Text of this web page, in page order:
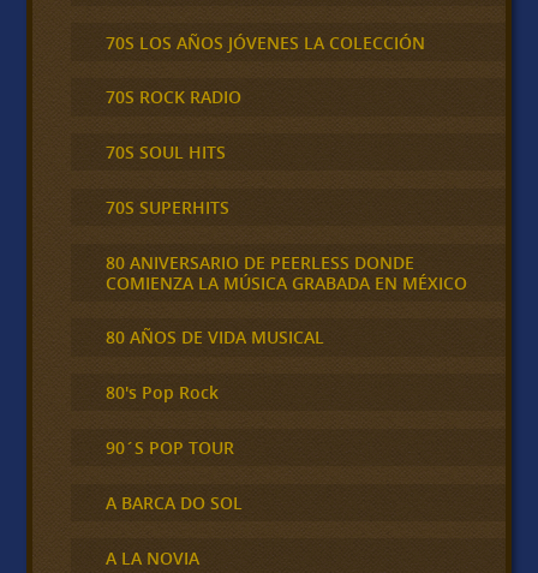
70S LOS AÑOS JÓVENES LA COLECCIÓN
70S ROCK RADIO
70S SOUL HITS
70S SUPERHITS
80 ANIVERSARIO DE PEERLESS DONDE
COMIENZA LA MÚSICA GRABADA EN MÉXICO
80 AÑOS DE VIDA MUSICAL
80's Pop Rock
90´S POP TOUR
A BARCA DO SOL
A LA NOVIA